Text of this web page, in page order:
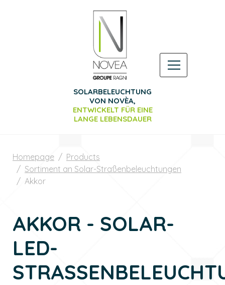
SOLARBELEUCHTUNG
VON NOVÈA,
ENTWICKELT FÜR EINE
LANGELEBENSDAUER
Homepage
Products
Sortiment an Solar-Straßenbeleuchtungen
Akkor
AKKOR - SOLAR-
LED-